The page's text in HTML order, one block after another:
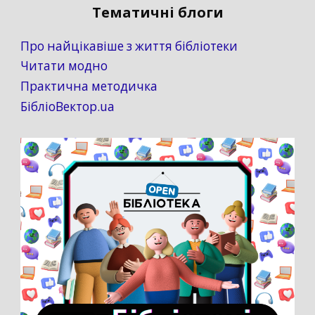
Тематичні блоги
Про найцікавіше з життя бібліотеки
Читати модно
Практична методичка
БібліоВектор.ua